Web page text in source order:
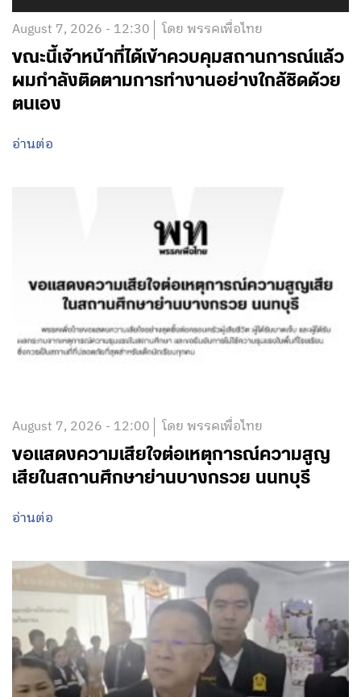
August 7, 2026 - 12:30 โดย พรรคเพื่อไทย
ขณะนี้เจ้าหน้าที่ได้เข้าควบคุมสถานการณ์แล้ว
ผมกำลังติดตามการทำงานอย่างใกล้ชิดด้วย
ตนเอง
อ่านต่อ
August 7, 2026 - 12:00 โดย พรรคเพื่อไทย
ขอแสดงความเสียใจต่อเหตุการณ์ความสูญ
เสียในสถานศึกษาย่านบางกรวย นนทบุรี
อ่านต่อ